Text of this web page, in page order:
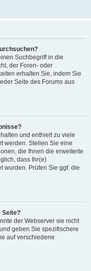
Suchbegriff in die
der Foren- oder
erhalten Sie, indem Sie
Seite des Forums aus
und enthielt zu viele
werden. Stellen Sie eine
die Ihnen die erweiterte
dass Ihr(e)
wurden. Prüfen Sie ggf. die
Seite?
der Webserver sie nicht
geben Sie spezifischere
auf verschiedene